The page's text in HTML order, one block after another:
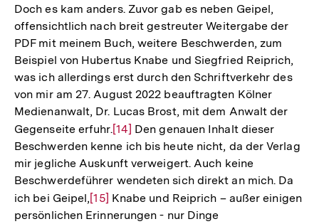
Doch es kam anders. Zuvor gab es neben Geipel,
offensichtlich nach breit gestreuter Weitergabe der
PDF mit meinem Buch, weitere Beschwerden, zum
Beispiel von Hubertus Knabe und Siegfried Reiprich,
was ich allerdings erst durch den Schriftverkehr des
von mir am 27. August 2022 beauftragten Kölner
Medienanwalt, Dr. Lucas Brost, mit dem Anwalt der
Gegenseite erfuhr.Zur
Auflösung
der
Fußnote
[14] Den genauen Inhalt dieser
Beschwerden kenne ich bis heute nicht, da der Verlag
mir jegliche Auskunft verweigert. Auch keine
Beschwerdeführer wendeten sich direkt an mich. Da
ich bei Geipel,Zur
Auflösung
[15] Knabe und Reiprich – außer einigen
persönlichen Erinnerungen - nur Dinge